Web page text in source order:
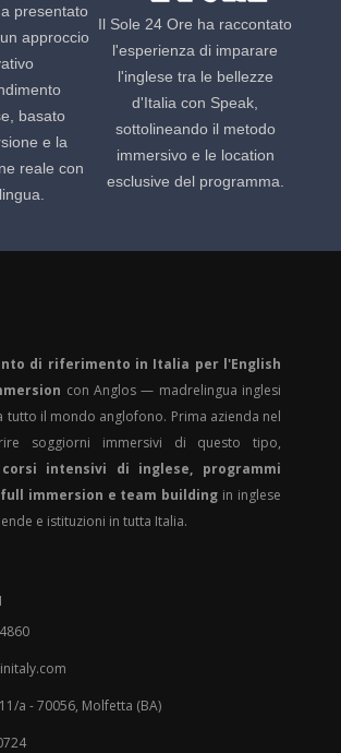
presentato
approccio
basato
e la
reale con
Il Sole 24 Ore ha raccontato
l'esperienza di imparare
l'inglese tra le bellezze
d'Italia con Speak,
sottolineando il metodo
immersivo e le location
esclusive del programma.
di riferimento in Italia per l'English
con Anglos — madrelingua inglesi
tutto il mondo anglofono. Prima azienda nel
soggiorni immersivi di questo tipo,
corsi intensivi di inglese, programmi
immersion e team building in inglese
e istituzioni in tutta Italia.
a - 70056, Molfetta (BA)